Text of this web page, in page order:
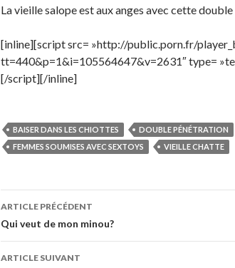
La vieille salope est aux anges avec cette
[inline][script src= »http://public.porn.fr/
tt=440&p=1&i=105564647&v=2631″ type=
[/script][/inline]
BAISER DANS LES CHIOTTES
DOUBLE PÉNÉTRATION
FEMMES SOUMISES AVEC SEXTOYS
VIEILLE CHATTE
Navigation
des
articles
ARTICLE PRÉCÉDENT
Qui veut de mon minou?
ARTICLE SUIVANT